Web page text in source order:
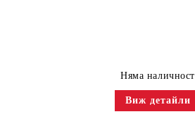
Няма наличност
Виж детайли